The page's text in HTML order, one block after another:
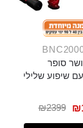
סופר
שיפוע שלילי
₪2399 ₪